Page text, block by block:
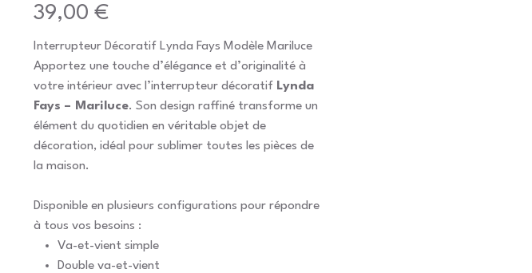
Prix
39,00 €
Interrupteur Décoratif Lynda Fays Modèle Mariluce
Apportez une touche d’élégance et d’originalité à
votre intérieur avec l’interrupteur décoratif Lynda
Fays – Mariluce. Son design raffiné transforme un
élément du quotidien en véritable objet de
décoration, idéal pour sublimer toutes les pièces de
la maison.
Disponible en plusieurs configurations pour répondre
à tous vos besoins :
Va-et-vient simple
Double va-et-vient